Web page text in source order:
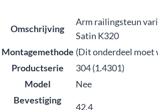
Omschrijving
Arm railingsteun
Satin K320
Montagemethode (Dit onderdeel moet
Productserie
304 (1.4301)
Model
Nee
Bevestiging
42,4